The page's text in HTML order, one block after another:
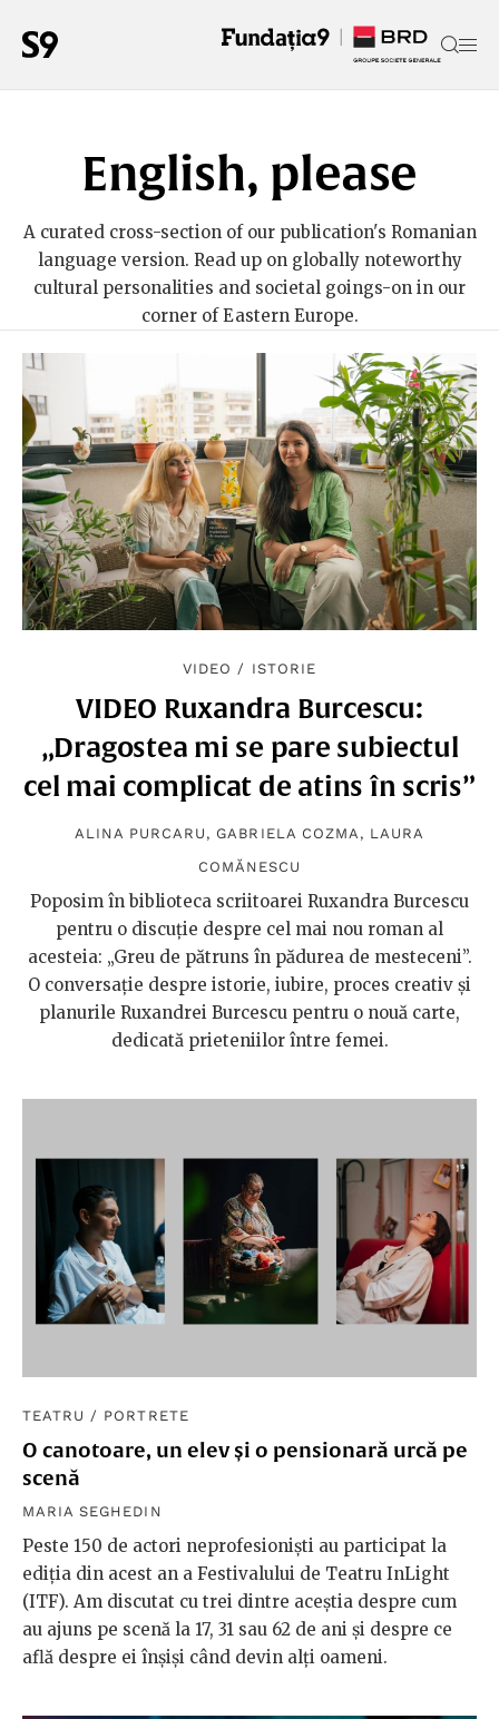
English, please
A curated cross-section of our publication's Romanian
language version. Read up on globally noteworthy
cultural personalities and societal goings-on in our
corner of Eastern Europe.
VIDEO / ISTORIE
VIDEO Ruxandra Burcescu:
„Dragostea mi se pare subiectul
cel mai complicat de atins în scris”
ALINA PURCARU , GABRIELA COZMA , LAURA
COMĂNESCU
Poposim în biblioteca scriitoarei Ruxandra Burcescu
pentru o discuție despre cel mai nou roman al
acesteia: „Greu de pătruns în pădurea de mesteceni”.
O conversație despre istorie, iubire, proces creativ și
planurile Ruxandrei Burcescu pentru o nouă carte,
dedicată prieteniilor între femei.
TEATRU / PORTRETE
O canotoare, un elev și o pensionară urcă pe
scenă
MARIA SEGHEDIN
Peste 150 de actori neprofesioniști au participat la
ediția din acest an a Festivalului de Teatru InLight
(ITF). Am discutat cu trei dintre aceștia despre cum
au ajuns pe scenă la 17, 31 sau 62 de ani și despre ce
află despre ei înșiși când devin alți oameni.